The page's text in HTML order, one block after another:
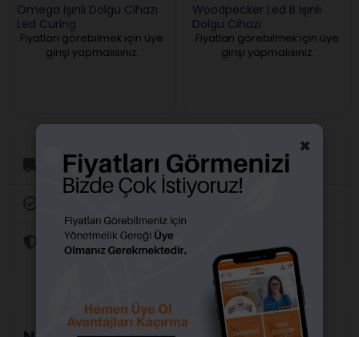
Omega Işınlı Dolgu Cihazı
Led Curing
Fiyatları görebilmek için üye
girişi yapmalısınız.
Woodpecker Led B Işınlı
Dolgu Cihazı
Fiyatları görebilmek için üye
girişi yapmalısınız.
Aynı Gün Kargo
Orijinal Ürün Garantisi
Güvenli Alışveriş
×